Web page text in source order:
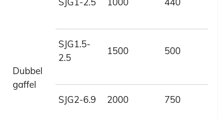
Dubbel
gaffel
SJG1.5-
2.5
1500 500
SJG2-6.9 2000 750